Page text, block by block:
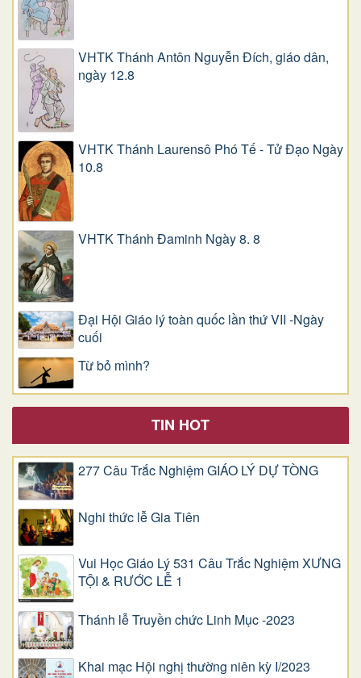
VHTK Thánh Antôn Nguyễn Ðích, giáo dân,
ngày 12.8
VHTK Thánh Laurensô Phó Tế - Tử Đạo Ngày
10.8
VHTK Thánh Đaminh Ngày 8. 8
Đại Hội Giáo lý toàn quốc lần thứ VII -Ngày
cuối
Từ bỏ mình?
TIN HOT
277 Câu Trắc Nghiệm GIÁO LÝ DỰ TÒNG
Nghi thức lễ Gia Tiên
Vui Học Giáo Lý 531 Câu Trắc Nghiệm XƯNG
TỘI & RƯỚC LỄ 1
Thánh lễ Truyền chức Linh Mục -2023
Khai mạc Hội nghị thường niên kỳ I/2023